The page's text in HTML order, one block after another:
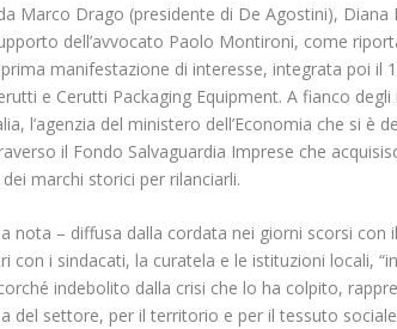
Marco Drago (presidente di De Agostini), Diana
dell’avvocato Paolo Montironi, come
manifestazione di interesse, integrata poi il
e Cerutti Packaging Equipment. A fianco
l’agenzia del ministero dell’Economia che si è
il Fondo Salvaguardia Imprese che
marchi storici per rilanciarli.
nota – diffusa dalla cordata nei giorni scorsi
con i sindacati, la curatela e le istituzioni locali,
indebolito dalla crisi che lo ha colpito,
del settore, per il territorio e per il tessuto